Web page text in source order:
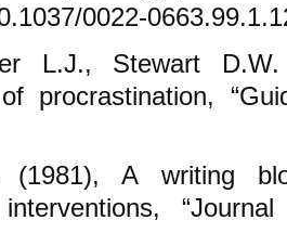
0022-
L.J., Stewart
procrastination,
(1981), A writing